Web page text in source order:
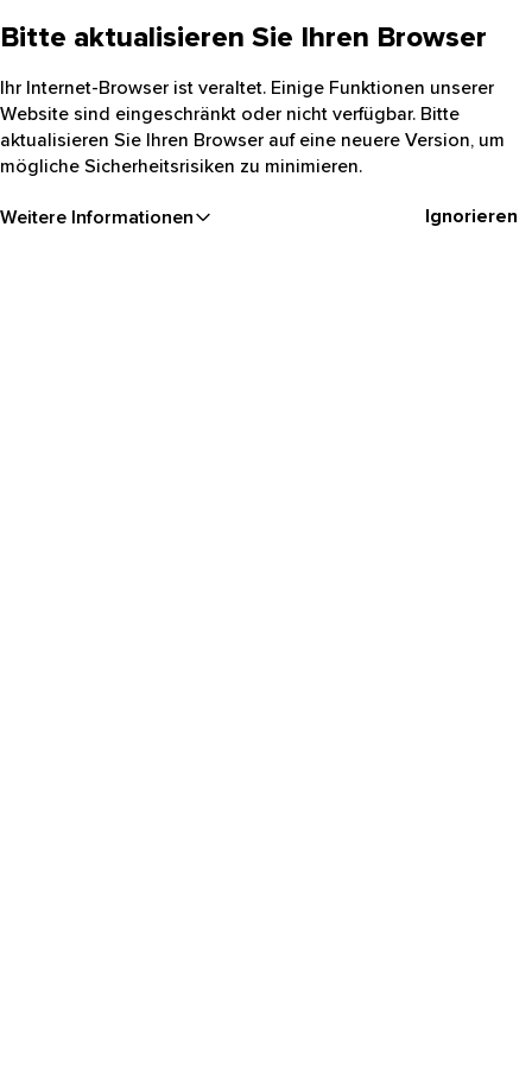
Bitte aktualisieren Sie Ihren Browser
Ihr Internet-Browser ist veraltet. Einige Funktionen unserer
Website sind eingeschränkt oder nicht verfügbar. Bitte
aktualisieren Sie Ihren Browser auf eine neuere Version, um
mögliche Sicherheitsrisiken zu minimieren.
Weitere Informationen Ignorieren